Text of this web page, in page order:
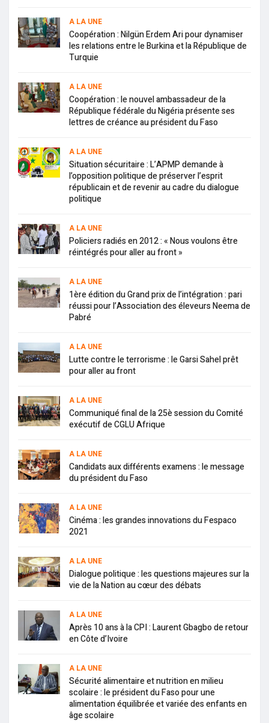
A LA UNE
Coopération : Nilgün Erdem Ari pour dynamiser
les relations entre le Burkina et la République de
Turquie
A LA UNE
Coopération : le nouvel ambassadeur de la
République fédérale du Nigéria présente ses
lettres de créance au président du Faso
A LA UNE
Situation sécuritaire : L’APMP demande à
l’opposition politique de préserver l’esprit
républicain et de revenir au cadre du dialogue
politique
A LA UNE
Policiers radiés en 2012 : « Nous voulons être
réintégrés pour aller au front »
A LA UNE
1ère édition du Grand prix de l’intégration : pari
réussi pour l’Association des éleveurs Neema de
Pabré
A LA UNE
Lutte contre le terrorisme : le Garsi Sahel prêt
pour aller au front
A LA UNE
Communiqué final de la 25è session du Comité
exécutif de CGLU Afrique
A LA UNE
Candidats aux différents examens : le message
du président du Faso
A LA UNE
Cinéma : les grandes innovations du Fespaco
2021
A LA UNE
Dialogue politique : les questions majeures sur la
vie de la Nation au cœur des débats
A LA UNE
Après 10 ans à la CPI : Laurent Gbagbo de retour
en Côte d’Ivoire
A LA UNE
Sécurité alimentaire et nutrition en milieu
scolaire : le président du Faso pour une
alimentation équilibrée et variée des enfants en
âge scolaire